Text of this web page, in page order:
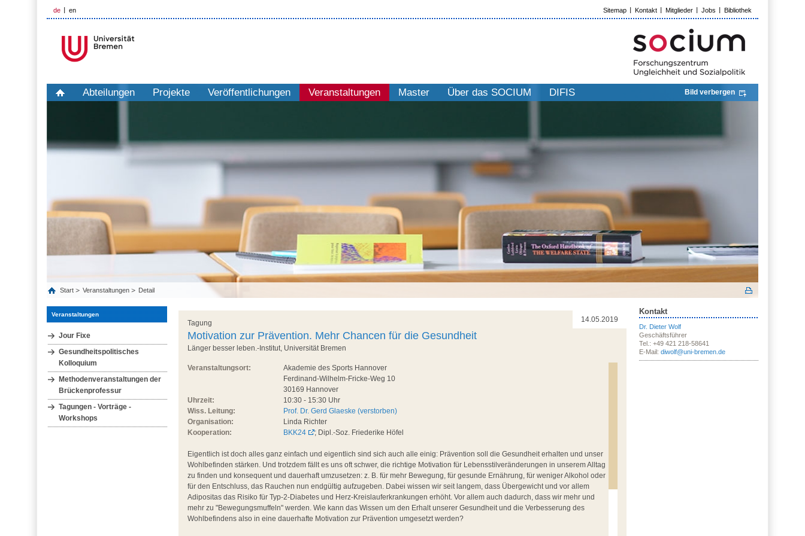
de en Sitemap Kontakt Mitglieder Jobs Bibliothek
Abteilungen Projekte Veröffentlichungen Veranstaltungen Master Über das SOCIUM DIFIS Bild verbergen
Start Veranstaltungen Detail
Veranstaltungen
Jour Fixe
Gesundheitspolitisches
Kolloquium
Methodenveranstaltungen der
Brückenprofessur
Tagungen - Vorträge -
Workshops
14.05.2019
Tagung
Motivation zur Prävention. Mehr Chancen für die Gesundheit
Länger besser leben.-Institut, Universität Bremen
Veranstaltungsort:
Akademie des Sports Hannover
Ferdinand-Wilhelm-Fricke-Weg 10
30169 Hannover
Uhrzeit:
10:30 - 15:30 Uhr
Wiss. Leitung:
Prof. Dr. Gerd Glaeske (verstorben)
Organisation:
Linda Richter
Kooperation:
BKK24 ; Dipl.-Soz. Friederike Höfel
Eigentlich ist doch alles ganz einfach und eigentlich sind sich auch alle einig: Prävention soll die Gesundheit erhalten und unser
Wohlbefinden stärken. Und trotzdem fällt es uns oft schwer, die richtige Motivation für Lebensstilveränderungen in unserem Alltag
zu finden und konsequent und dauerhaft umzusetzen: z. B. für mehr Bewegung, für gesunde Ernährung, für weniger Alkohol oder
für den Entschluss, das Rauchen nun endgültig aufzugeben. Dabei wissen wir seit langem, dass Übergewicht und vor allem
Adipositas das Risiko für Typ-2-Diabetes und Herz-Kreislauferkrankungen erhöht. Vor allem auch dadurch, dass wir mehr und
mehr zu "Bewegungsmuffeln" werden. Wie kann das Wissen um den Erhalt unserer Gesundheit und die Verbesserung des
Wohlbefindens also in eine dauerhafte Motivation zur Prävention umgesetzt werden?
Kontakt
Dr. Dieter Wolf
Geschäftsführer
Tel.: +49 421 218-58641
E-Mail: diwolf@uni-bremen.de